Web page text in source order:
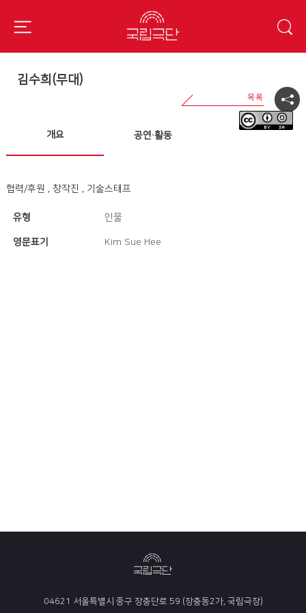
김수희(무대)
개요 공연·활동
협력/후원 , 창작진 , 기술스태프
유형 인물
영문표기 Kim Sue Hee
04621 서울특별시 중구 장충단로 59 (장충동2가, 국립극장)